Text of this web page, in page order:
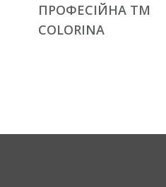
ПРОФЕСІЙНА ТМ
COLORINA